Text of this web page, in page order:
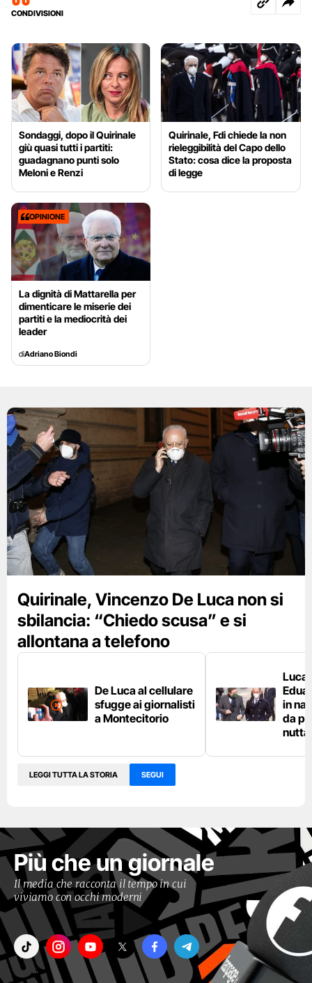
CONDIVISIONI
Sondaggi, dopo il Quirinale
giù quasi tutti i partiti:
guadagnano punti solo
Meloni e Renzi
Quirinale, Fdi chiede la non
rieleggibilità del Capo dello
Stato: cosa dice la proposta
di legge
OPINIONE
La dignità di Mattarella per
dimenticare le miserie dei
partiti e la mediocrità dei
leader
diAdriano Biondi
Quirinale, Vincenzo De Luca non si
sbilancia: “Chiedo scusa” e si
allontana a telefono
De Luca al cellulare
sfugge ai giornalisti
a Montecitorio
Luca
in
da
LEGGI TUTTA LA STORIA SEGUI
Più che un giornale
Il media che racconta il tempo in cui
viviamo con occhi moderni